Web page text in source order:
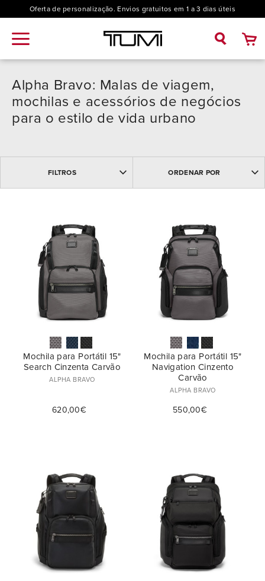
Oferta de personalização. Envios gratuitos em 1 a 3 dias úteis
Alpha Bravo: Malas de viagem,
mochilas e acessórios de negócios
para o estilo de vida urbano
FILTROS
Modelo
Bolsas (7)
Bolsas de Tiracolo (5)
Mochila (37)
Ver Mais
€
Duração da Viagem
Cabine (Até 4 dias) (3)
1 Noite (3)
Longas (Até 20 dias) (2)
Expansível
Não (77)
Nº de Rodas
Upright (2) (5)
ORDENAR POR
MAIS RECENTES
NOME: ASCENDENTE
PREÇO ASCENDENTE
Mochila para Portátil 15"
Search Cinzenta Carvão
ALPHA BRAVO
620,00€
Mochila para Portátil 15"
Navigation Cinzento
Carvão
ALPHA BRAVO
550,00€